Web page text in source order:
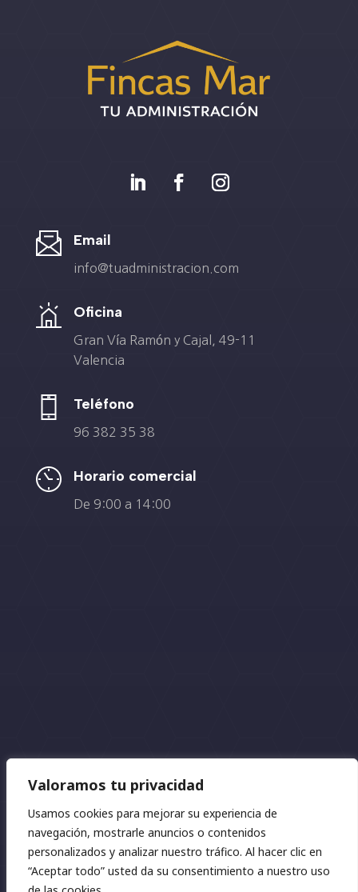
Valoramos tu privacidad
Usamos cookies para mejorar su experiencia de
navegación, mostrarle anuncios o contenidos
personalizados y analizar nuestro tráfico. Al hacer clic en
“Aceptar todo” usted da su consentimiento a nuestro uso
Email
info@tuadministracion.com
Oficina
Gran Vía Ramón y Cajal, 49-11
Valencia
Teléfono
96 382 35 38
Horario comercial
De 9:00 a 14:00
2026 © Fincas Mar | Diseño: Náyades